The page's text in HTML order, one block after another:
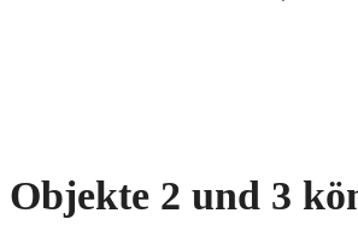
Objekte 2 und 3